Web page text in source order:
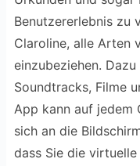
Benutzererlebnis zu
Claroline, alle Arten
einzubeziehen.
Soundtracks, Filme
App kann auf jedem
sich an die
dass Sie die